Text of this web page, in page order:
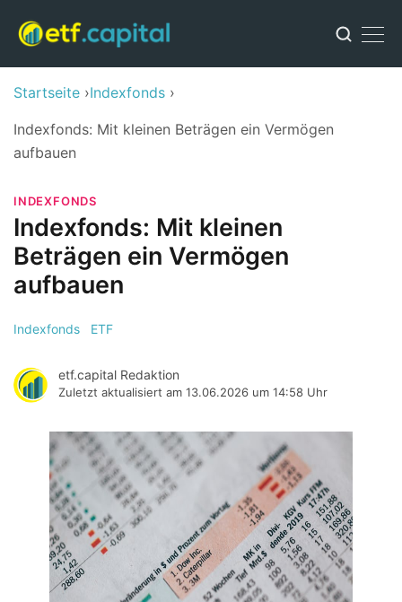
Startseite Indexfonds
Indexfonds: Mit kleinen Beträgen ein Vermögen
aufbauen
INDEXFONDS
Indexfonds: Mit kleinen
Beträgen ein Vermögen
aufbauen
Indexfonds ETF
etf.capital Redaktion
Zuletzt aktualisiert am 13.06.2026 um 14:58 Uhr